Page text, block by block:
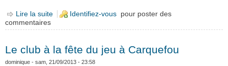
Lire la suite de Participation de deux équipes au tournoi mixte
Identifiez-vous pour poster des
commentaires
Le club à la fête du jeu à Carquefou
dominique - sam, 21/09/2013 - 23:58